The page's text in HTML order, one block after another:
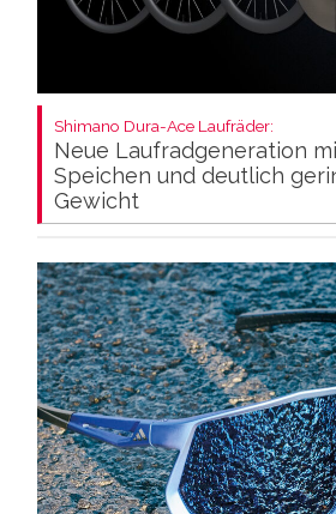
Shimano Dura-Ace Laufräder:
Neue Laufradgeneration
Speichen und deutlich
Gewicht